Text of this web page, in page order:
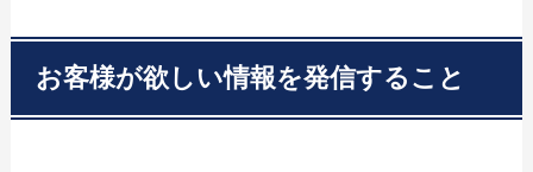
お客様が欲しい情報を発信すること